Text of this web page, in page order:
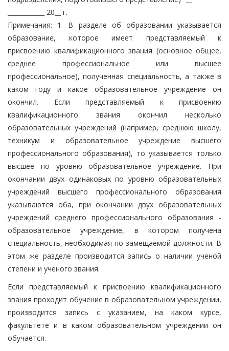
____________ 20__ г.
Примечания: 1. В разделе об образовании указывается
образование, которое имеет представляемый к
присвоению квалификационного звания (основное общее,
среднее профессиональное или высшее
профессиональное), полученная специальность, а также в
каком году и какое образовательное учреждение он
окончил. Если представляемый к присвоению
квалификационного звания окончил несколько
образовательных учреждений (например, среднюю школу,
техникум и образовательное учреждение высшего
профессионального образования), то указывается только
высшее по уровню образовательное учреждение. При
окончании двух одинаковых по уровню образовательных
учреждений высшего профессионального образования
указываются оба, при окончании двух образовательных
учреждений среднего профессионального образования -
образовательное учреждение, в котором получена
специальность, необходимая по замещаемой должности. В
этом же разделе производится запись о наличии ученой
степени и ученого звания.
Если представляемый к присвоению квалификационного
звания проходит обучение в образовательном учреждении,
производится запись с указанием, на каком курсе,
факультете и в каком образовательном учреждении он
обучается.